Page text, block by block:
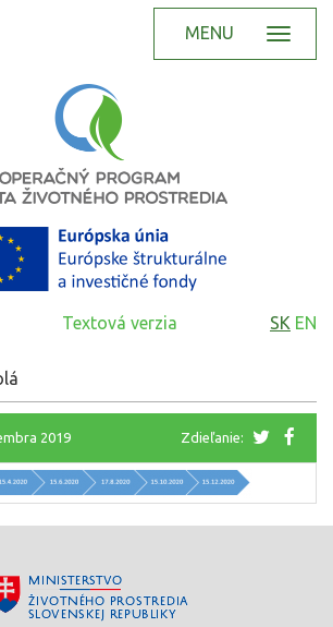
MENU
Textová verzia SK EN
2019 Zdieľanie: